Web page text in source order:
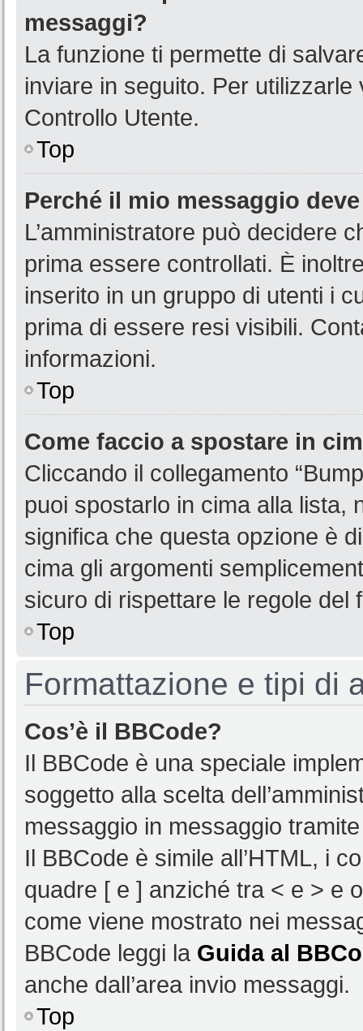
messaggi?
La funzione ti permette di
inviare in seguito. Per utilizzarle
Controllo Utente.
Top
Perché il mio messaggio
L’amministratore può decidere
prima essere controllati. È
inserito in un gruppo di utenti i
prima di essere resi visibili.
informazioni.
Top
Come faccio a spostare in
Cliccando il collegamento
puoi spostarlo in cima alla lista,
significa che questa opzione è
cima gli argomenti
sicuro di rispettare le regole del
Top
Formattazione e tipi di
Cos’è il BBCode?
Il BBCode è una speciale
soggetto alla scelta
messaggio in messaggio
Il BBCode è simile all’HTML, i
quadre [ e ] anziché tra < e > e
come viene mostrato nei
BBCode leggi la Guida al
anche dall’area invio messaggi.
Top